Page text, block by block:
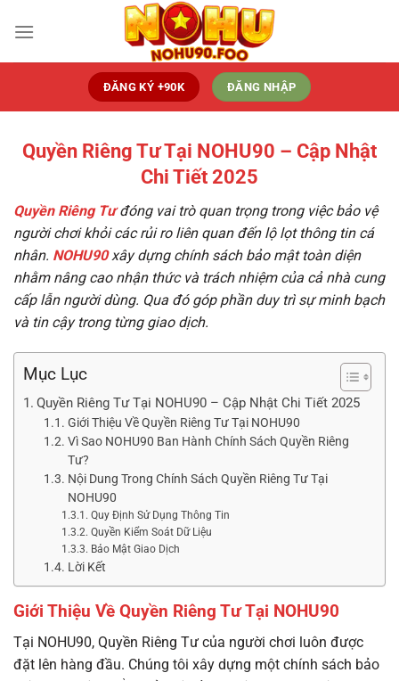
qua
ĐĂNG KÝ +90K ĐĂNG NHẬP
Quyền Riêng Tư Tại NOHU90 – Cập Nhật
Chi Tiết 2025
Quyền Riêng Tưđóng vai trò quan trọng trong việc bảo vệ
người chơi khỏi các rủi ro liên quan đến lộ lọt thông tin cá
nhân. NOHU90 xây dựng chính sách bảo mật toàn diện
nhằm nâng cao nhận thức và trách nhiệm của cả nhà cung
cấp lẫn người dùng. Qua đó góp phần duy trì sự minh bạch
và tin cậy trong từng giao dịch.
Mục Lục
Quyền Riêng Tư Tại NOHU90 – Cập Nhật Chi Tiết 2025
Giới Thiệu Về Quyền Riêng Tư Tại NOHU90
Vì Sao NOHU90 Ban Hành Chính Sách Quyền Riêng
Tư?
Nội Dung Trong Chính Sách Quyền Riêng Tư Tại
NOHU90
Quy Định Sử Dụng Thông Tin
Quyền Kiểm Soát Dữ Liệu
Bảo Mật Giao Dịch
Lời Kết
Giới Thiệu Về Quyền Riêng Tư Tại NOHU90
Tại NOHU90, Quyền Riêng Tư của người chơi luôn được
đặt lên hàng đầu. Chúng tôi xây dựng một chính sách bảo